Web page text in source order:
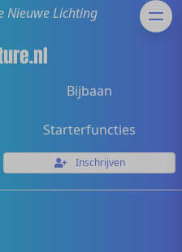
Nieuwe Lichting
Bijbaan
Starterfuncties
Inschrijven